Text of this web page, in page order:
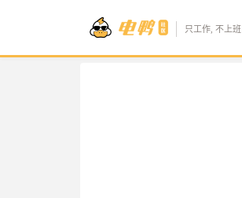
只工作, 不上班